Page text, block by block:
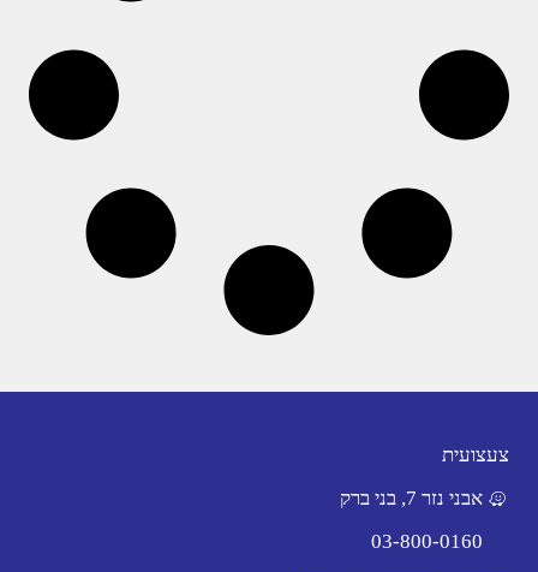
צעצועית
אבני נזר 7, בני ברק
03-800-0160